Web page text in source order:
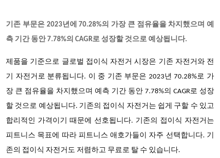
기존 부문은 2023년에 70.28%의 가장 큰 점유율을 차지했으며 예
측 기간 동안 7.78%의 CAGR로 성장할 것으로 예상됩니다.
제품을 기준으로 글로벌 접이식 자전거시장은 기존 자전거와 전
기 자전거로 분류됩니다. 이 중 기존 부문은 2023년 70.28%로 가
장 큰 점유율을 차지했으며 예측 기간 동안 7.78%의 CAGR로 성장
할 것으로 예상됩니다. 기존의 접이식 자전거는 쉽게 구할 수 있고
합리적인 가격이기 때문에 선호됩니다. 기존의 접이식 자전거는
피트니스 목표에 따라 피트니스 애호가들이 자주 선택합니다. 기
존의 접이식 자전거도 저렴하고 무료로 탈 수 있습니다.